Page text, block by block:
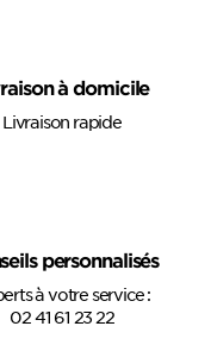
à domicile
Livraison rapide
personnalisés
à votre service :
02 41 61 23 22